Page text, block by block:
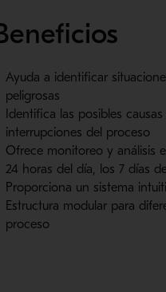
Ayuda a identificar
peligrosas
Identifica las posibles causas
interrupciones del proceso
Ofrece monitoreo y análisis
24 horas del día, los 7 días
Proporciona un sistema
Estructura modular para
proceso